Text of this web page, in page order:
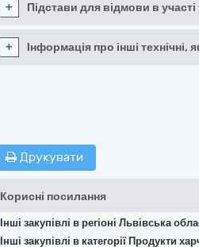
+ Підстави для відмови в участі
+ Інформація про інші технічні,
Друкувати
Корисні посилання
Інші закупівлі в регіоні Львівська
Інші закупівлі в категорії Продукти